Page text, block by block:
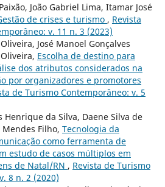
João Gabriel Lima, Itamar José
de crises e turismo , Revista
v. 11 n. 3 (2023)
José Manoel Gonçalves
Escolha de destino para
dos atributos considerados na
por organizadores e promotores
de Turismo Contemporâneo: v. 5
Henrique da Silva, Daene Silva de
Filho, Tecnologia da
como ferramenta de
estudo de casos múltiplos em
de Natal/RN , Revista de Turismo
8 n. 2 (2020)